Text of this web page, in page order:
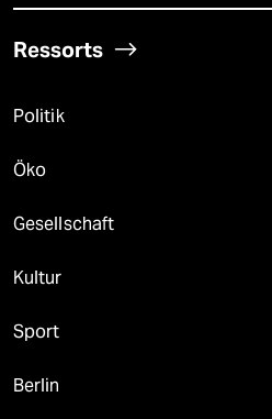
Ressorts
Politik
Öko
Gesellschaft
Kultur
Sport
Berlin